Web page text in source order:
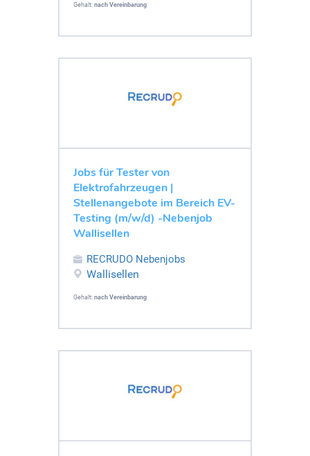
Gehalt: nach Vereinbarung
Jobs für Tester von
Elektrofahrzeugen |
Stellenangebote im Bereich EV-
Testing (m/w/d) -Nebenjob
Wallisellen
RECRUDO Nebenjobs
Wallisellen
Gehalt: nach Vereinbarung